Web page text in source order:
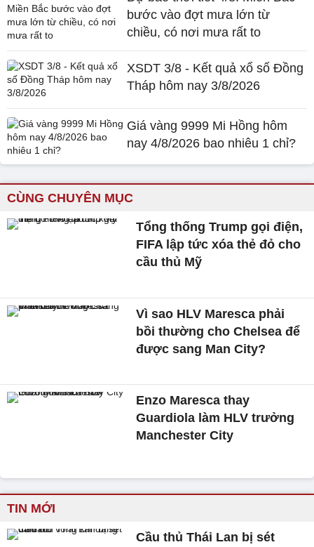
bước vào đợt mưa lớn từ
chiều, có nơi mưa rất to
XSDT 3/8 - Kết quả xổ số Đồng
Tháp hôm nay 3/8/2026
Giá vàng 9999 Mi Hồng hôm
nay 4/8/2026 bao nhiêu 1 chỉ?
CÙNG CHUYÊN MỤC
Tổng thống Trump gọi điện,
FIFA lập tức xóa thẻ đỏ cho
cầu thủ Mỹ
Vì sao HLV Maresca phải
bồi thường cho Chelsea để
được sang Man City?
Enzo Maresca thay
Guardiola làm HLV trưởng
Manchester City
TIN MỚI
Cầu thủ Thái Lan bị sét